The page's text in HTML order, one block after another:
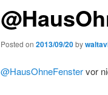
Posted on 2013/09/20by
@HausOhneFenstervor